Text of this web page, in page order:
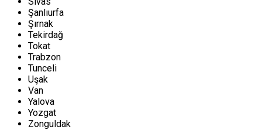
Şanlıurfa
Şırnak
Tekirdağ
Tokat
Trabzon
Tunceli
Uşak
Van
Yalova
Yozgat
Zonguldak